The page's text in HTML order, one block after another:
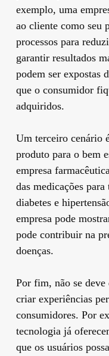
exemplo, uma
ao cliente como seu
processos para
garantir resultados
podem ser expostas
que o consumidor
adquiridos.
Um terceiro cenário
produto para o bem
empresa
das medicações
diabetes e
empresa pode
pode contribuir na
doenças.
Por fim, não se deve
criar experiências
consumidores. Por
tecnologia já
que os usuários